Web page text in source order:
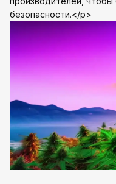
безопасности.</p>